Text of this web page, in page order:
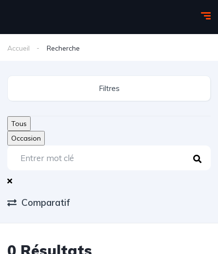
Accueil Recherche
Filtres
Tous
Occasion
Comparatif